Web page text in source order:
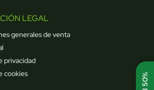
LEGAL
generales de venta
privacidad
cookies